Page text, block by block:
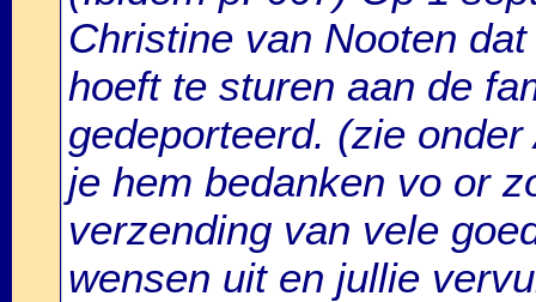
Christine van Nooten
hoeft te sturen aan de
gedeporteerd. (zie
je hem bedanken vo or
verzending van vele
wensen uit en jullie